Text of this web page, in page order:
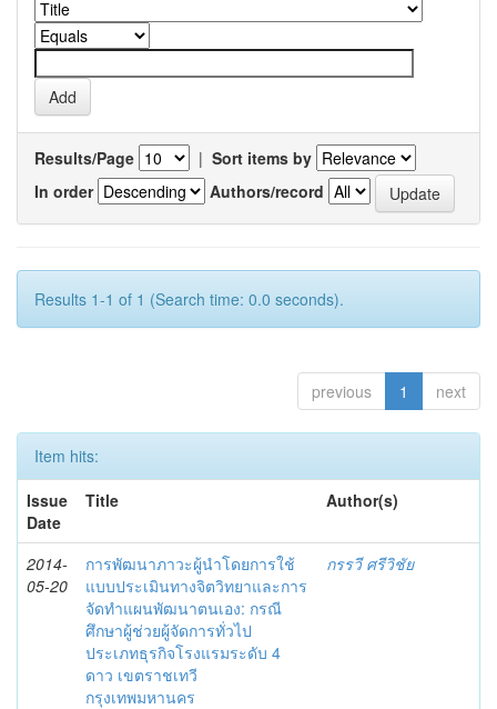
Results/Page | Sort items by
In order
Authors/record
Results 1-1 of 1 (Search time: 0.0 seconds).
previous 1 next
Item hits:
Issue
Date
Title Author(s)
2014-
05-20
การพัฒนาภาวะผู้นำโดยการใช้
แบบประเมินทางจิตวิทยาและการ
จัดทำแผนพัฒนาตนเอง: กรณี
ศึกษาผู้ช่วยผู้จัดการทั่วไป
ประเภทธุรกิจโรงแรมระดับ 4
ดาว เขตราชเทวี
กรุงเทพมหานคร
กรรวี ศรีวิชัย